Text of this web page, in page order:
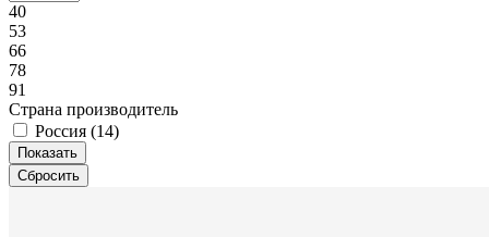
40
53
66
78
91
Страна производитель
Россия (14)